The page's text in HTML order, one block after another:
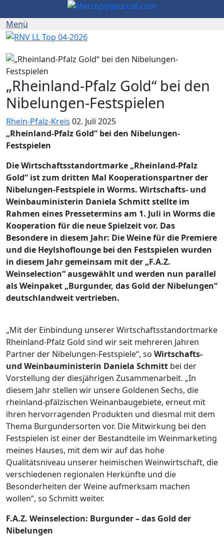
„Rheinland-Pfalz Gold“ bei den
Nibelungen-Festspielen
Rhein-Pfalz-Kreis 02. Juli 2025
„Rheinland-Pfalz Gold“ bei den Nibelungen-
Festspielen
Die Wirtschaftsstandortmarke „Rheinland-Pfalz
Gold“ ist zum dritten Mal Kooperationspartner der
Nibelungen-Festspiele in Worms. Wirtschafts- und
Weinbauministerin Daniela Schmitt stellte im
Rahmen eines Pressetermins am 1. Juli in Worms die
Kooperation für die neue Spielzeit vor. Das
Besondere in diesem Jahr: Die Weine für die Premiere
und die Heylshoflounge bei den Festspielen wurden
in diesem Jahr gemeinsam mit der „F.A.Z.
Weinselection“ ausgewählt und werden nun parallel
als Weinpaket „Burgunder, das Gold der Nibelungen“
deutschlandweit vertrieben.
„Mit der Einbindung unserer Wirtschaftsstandortmarke
Rheinland-Pfalz Gold sind wir seit mehreren Jahren
Partner der Nibelungen-Festspiele“, so Wirtschafts-
und Weinbauministerin Daniela Schmitt bei der
Vorstellung der diesjährigen Zusammenarbeit. „In
diesem Jahr stellen wir unsere Goldenen Sechs, die
rheinland-pfälzischen Weinanbaugebiete, erneut mit
ihren hervorragenden Produkten und diesmal mit dem
Thema Burgundersorten vor. Die Mitwirkung bei den
Festspielen ist einer der Bestandteile im Weinmarketing
meines Hauses, mit dem wir auf das hohe
Qualitätsniveau unserer heimischen Weinwirtschaft, die
verschiedenen regionalen Herkünfte und die
Besonderheiten der Weine aufmerksam machen
wollen“, so Schmitt weiter.
F.A.Z. Weinselection: Burgunder – das Gold der
Nibelungen